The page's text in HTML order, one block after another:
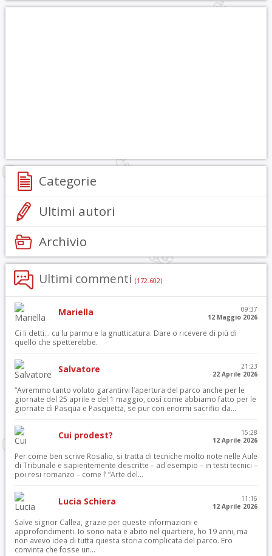
Categorie
Ultimi autori
Archivio
Ultimi commenti (172.602)
Mariella
09:37
12 Maggio 2026
Ci li detti… cu lu parmu e la gnutticatura. Dare o ricevere di più di
quello che spetterebbe.
Salvatore
21:23
22 Aprile 2026
“Avremmo tanto voluto garantirvi l’apertura del parco anche per le
giornate del 25 aprile e del 1 maggio, così come abbiamo fatto per le
giornate di Pasqua e Pasquetta, se pur con enormi sacrifici da...
Cui prodest?
15:28
12 Aprile 2026
Per come ben scrive Rosalio, si tratta di tecniche molto note nelle Aule
di Tribunale e sapientemente descritte – ad esempio – in testi tecnici –
poi resi romanzo – come l’ “Arte del...
Lucia Schiera
11:16
12 Aprile 2026
Salve signor Callea, grazie per queste informazioni e
approfondimenti. Io sono nata e abito nel quartiere, ho 19 anni, ma
non avevo idea di tutta questa storia complicata del parco. Ero
convinta che fosse un...